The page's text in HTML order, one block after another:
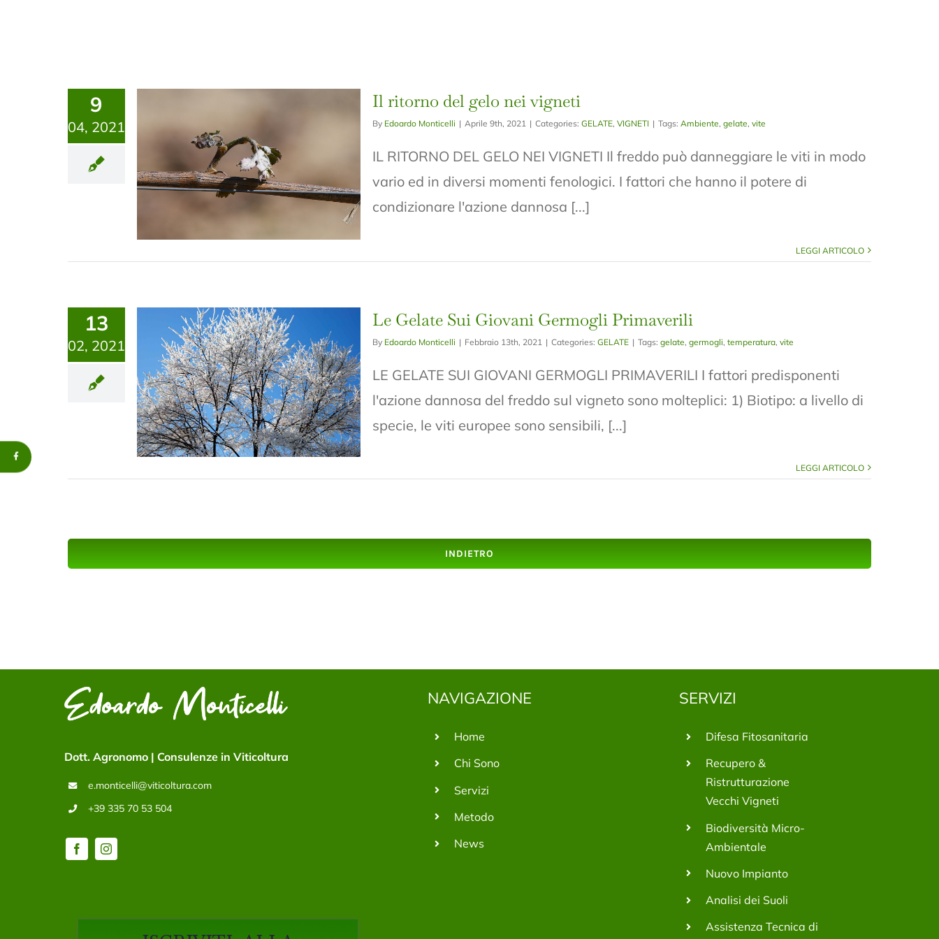
9
04, 2021
Il ritorno del gelo nei vigneti
By Edoardo Monticelli | Aprile 9th, 2021 | Categories: GELATE, VIGNETI | Tags: Ambiente, gelate, vite
IL RITORNO DEL GELO NEI VIGNETI Il freddo può danneggiare le viti in modo
vario ed in diversi momenti fenologici. I fattori che hanno il potere di
condizionare l'azione dannosa [...]
LEGGI ARTICOLO
13
02, 2021
Le Gelate Sui Giovani Germogli Primaverili
By Edoardo Monticelli | Febbraio 13th, 2021 | Categories: GELATE | Tags: gelate, germogli, temperatura, vite
LE GELATE SUI GIOVANI GERMOGLI PRIMAVERILI I fattori predisponenti
l'azione dannosa del freddo sul vigneto sono molteplici: 1) Biotipo: a livello di
specie, le viti europee sono sensibili, [...]
LEGGI ARTICOLO
INDIETRO
Dott. Agronomo | Consulenze in Viticoltura
e.monticelli@viticoltura.com
+39 335 70 53 504
NAVIGAZIONE
Home
Chi Sono
Servizi
Metodo
News
SERVIZI
Difesa Fitosanitaria
Recupero &
Ristrutturazione
Vecchi Vigneti
Biodiversità Micro-
Ambientale
Nuovo Impianto
Analisi dei Suoli
Assistenza Tecnica di